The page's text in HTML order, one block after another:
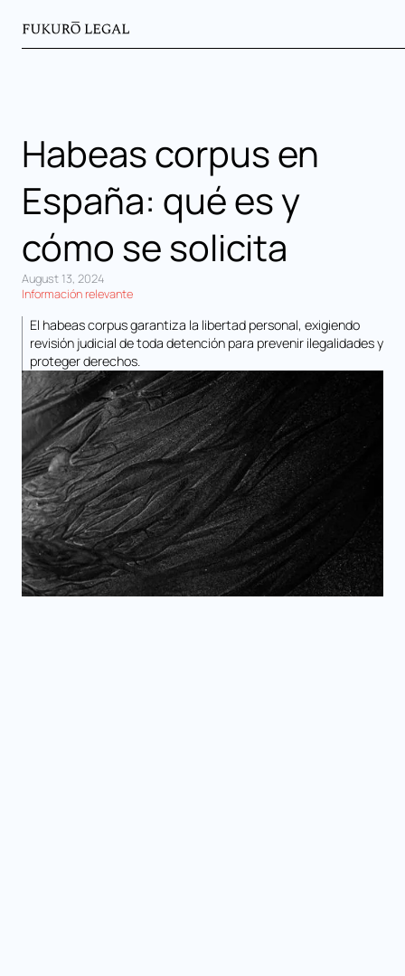
Habeas corpus en
España: qué es y
cómo se solicita
August 13, 2024
Información relevante
El habeas corpus garantiza la libertad personal, exigiendo
revisión judicial de toda detención para prevenir ilegalidades y
proteger derechos.